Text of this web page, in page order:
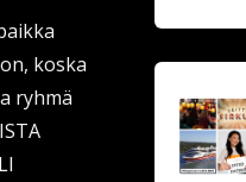
koska
ryhmä